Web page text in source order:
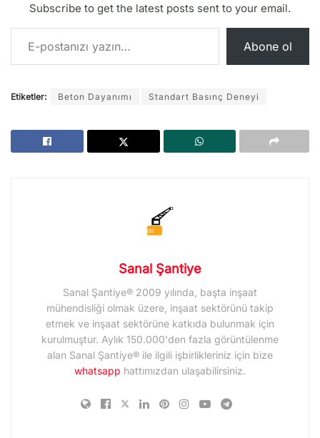
Subscribe to get the latest posts sent to your email.
E-postanızı yazın…
Abone ol
Etiketler: Beton Dayanımı Standart Basınç Deneyi
Sanal Şantiye
Sanal Şantiye® 2009 yılında, başta inşaat
mühendisliği olmak üzere, inşaat sektörünü takip
etmek ve inşaat sektörüne katkıda bulunmak için
kurulmuştur. Aylık 150.000'den fazla görüntülenme
alan Sanal Şantiye® ile ilgili işbirlikleriniz için bize
whatsapp hattımızdan ulaşabilirsiniz.